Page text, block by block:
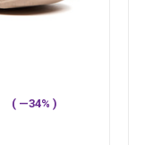
( —34% )